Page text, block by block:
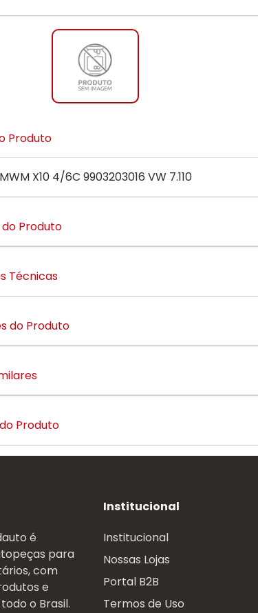
Produto
X10 4/6C 9903203016 VW 7.110
Produto
Técnicas
do Produto
Produto
é
para
com
e
o Brasil.
Institucional
Institucional
Nossas Lojas
Portal B2B
Termos de Uso